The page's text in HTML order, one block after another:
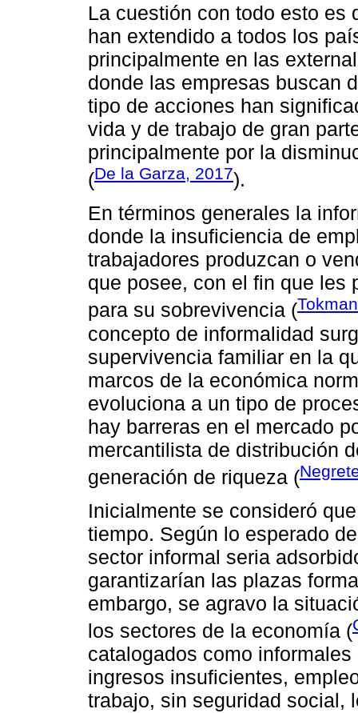
La cuestión con todo esto es
han extendido a todos los
principalmente en las
donde las empresas buscan
tipo de acciones han
vida y de trabajo de gran
principalmente por la
(De la Garza, 2017).
En términos generales la
donde la insuficiencia de
trabajadores produzcan o
que posee, con el fin que les
para su sobrevivencia (
concepto de informalidad
supervivencia familiar en la
marcos de la económica
evoluciona a un tipo de
hay barreras en el mercado
mercantilista de distribución
generación de riqueza (
Inicialmente se consideró
tiempo. Según lo esperado
sector informal seria
garantizarían las plazas
embargo, se agravo la
los sectores de la economía (
catalogados como
ingresos insuficientes,
trabajo, sin seguridad social,